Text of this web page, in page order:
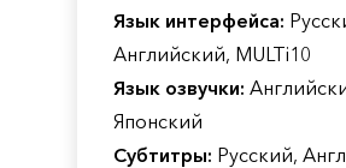
Язык интерфейса:
Английский, MULTi10
Язык озвучки:
Японский
Субтитры: Русский,